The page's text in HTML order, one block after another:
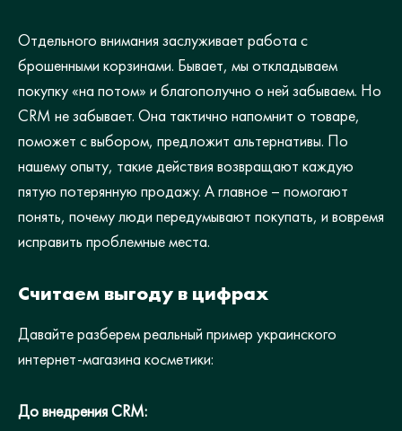
Отдельного внимания заслуживает работа с
брошенными корзинами. Бывает, мы откладываем
покупку «на потом» и благополучно о ней забываем. Но
CRM не забывает. Она тактично напомнит о товаре,
поможет с выбором, предложит альтернативы. По
нашему опыту, такие действия возвращают каждую
пятую потерянную продажу. А главное – помогают
понять, почему люди передумывают покупать, и вовремя
исправить проблемные места.
Считаем выгоду в цифрах
Давайте разберем реальный пример украинского
интернет-магазина косметики:
До внедрения CRM: